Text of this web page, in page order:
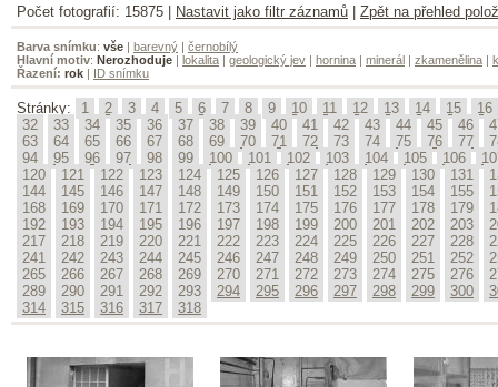
Počet fotografií: 15875 | Nastavit jako filtr záznamů Zpět na přehled
Barva snímku: vše | barevný | černobílý
Hlavní motiv: Nerozhoduje | lokalita | geologický jev | hornina | minerál | zkamenělina |
Řazení: rok | ID snímku
Stránky: 1 2 3 4 5 6 7 8 9 10 11 12 13 14 15
16
32
33 34 35 36 37 38 39 40 41 42 43 44 45 46
63
64 65 66 67 68 69 70 71 72 73 74 75 76 77
94
95 96 97 98 99 100 101 102 103 104 105 106
120
121 122 123 124 125 126 127 128 129 130 131
144
145 146 147 148 149 150 151 152 153 154 155
168
169 170 171 172 173 174 175 176 177 178 179
192
193 194 195 196 197 198 199 200 201 202 203
217
218 219 220 221 222 223 224 225 226 227 228
241
242 243 244 245 246 247 248 249 250 251 252
265
266 267 268 269 270 271 272 273 274 275 276
289
290 291 292 293 294 295 296 297 298 299 300
314
315 316 317 318